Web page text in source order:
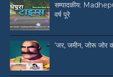
सम्पादकीय:
वर्ष पूरे
‘जर, जमीन, जोरू जोर